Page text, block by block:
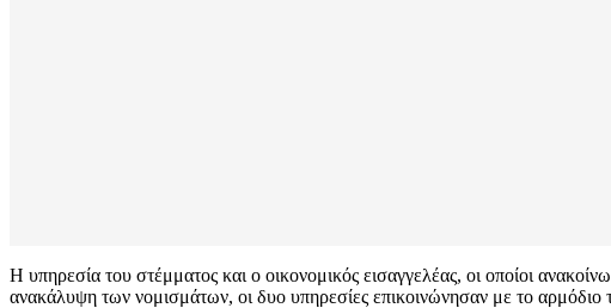
Η υπηρεσία του στέμματος και ο οικονομικός εισαγγελέας, οι οποίοι
ανακάλυψη των νομισμάτων, οι δυο υπηρεσίες επικοινώνησαν με το